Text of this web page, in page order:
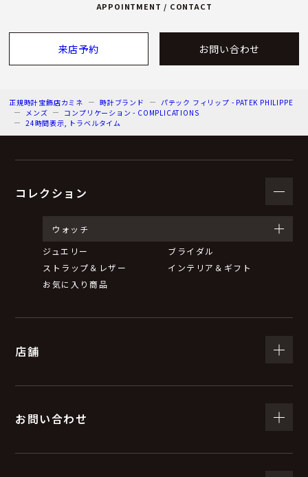
APPOINTMENT / CONTACT
来店予約 お問い合わせ
正規時計宝飾店カミネ 時計ブランド
パテック フィリップ - PATEK PHILIPPE
メンズ
コンプリケーション - COMPLICATIONS
24時間表示, トラベルタイム
コレクション
ウォッチ
ジュエリー
ブライダル
ストラップ＆レザー
インテリア＆ギフト
お気に入り商品
店舗
お問い合わせ